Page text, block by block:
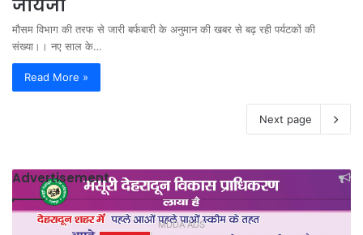
जायजा
मौसम विभाग की तरफ से जारी बर्फबारी के अनुमान की खबर से बढ़ रही पर्यटकों की
संख्या।। नए साल के…
Read More »
Next page
Advertisement
MDDA ADS